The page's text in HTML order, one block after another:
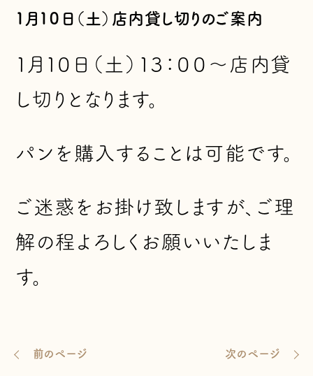
１月１０日（土）店内貸し切りのご案内
１月１０日（土）１３：００～店内貸
し切りとなります。
パンを購入することは可能です。
ご迷惑をお掛け致しますが、ご理
解の程よろしくお願いいたしま
す。
前のページ 次のページ